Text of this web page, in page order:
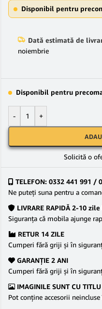
Disponibil pentru
Dată estimată de
noiembrie
Disponibil pentru
- +
Solicită o
TELEFON: 0332 441 991 /
Ne puteţi suna pentru a
LIVRARE RAPIDĂ 2-10
Siguranţa că mobila ajunge
RETUR 14 ZILE
Cumperi fără griji şi în
GARANŢIE 2 ANI
Cumperi fără griji şi în
IMAGINILE SUNT CU TITLU
Pot conține accesorii